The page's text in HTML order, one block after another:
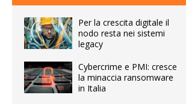
Per la crescita digitale il
nodo resta nei sistemi
legacy
Cybercrime e PMI: cresce
la minaccia ransomware
in Italia